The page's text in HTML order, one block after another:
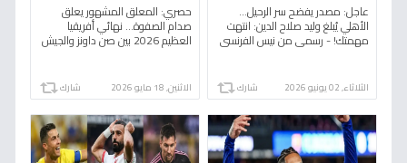
عاجل: مصدر يفضح سر الرحيل…
الأهلي يُبلغ وليد صلاح الدين: انتهت
مهمتك! - رسمي من نيس الفرنسي
الثلاثاء, 02 يونيو 2026 شارك
حصري: المعلق المشهور يعلق
صدام الصفوة… نهائي أفريقيا
العظيم 2026 بين صن داونز والجيش
والسعودية!
الاثنين, 18 مايو 2026 شارك